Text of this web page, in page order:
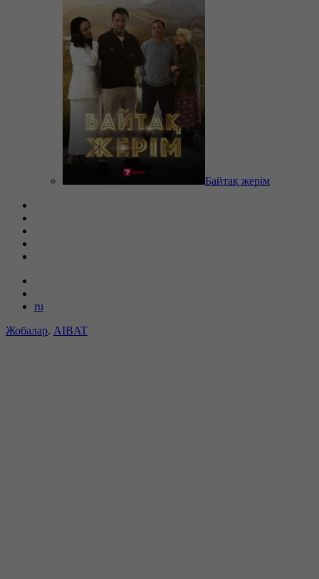
Байтақ жерім
ru
Жобалар. AIBAT